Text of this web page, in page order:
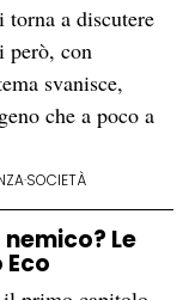
a discutere
però, con
svanisce,
che a poco a
·SOCIETÀ
Le